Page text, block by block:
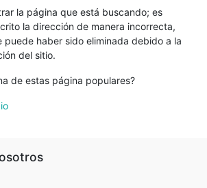
la página que está buscando; es
la dirección de manera incorrecta,
puede haber sido eliminada debido a la
del sitio.
de estas página populares?